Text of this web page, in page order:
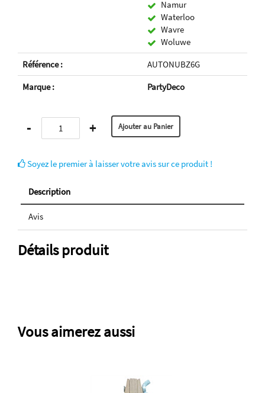
Namur
Waterloo
Wavre
Woluwe
Référence :
AUTONUBZ6G
Marque :
PartyDeco
- +
Soyez le premier à laisser votre avis sur ce produit !
Description
Avis
Détails produit
Vous aimerez aussi